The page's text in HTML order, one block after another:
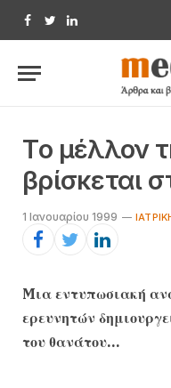
Facebook
TwitterLinkedIn
Tο μέλλον
βρίσκεται
1 Ιανουαρίου 1999
Mια εντυπωσιακή
ερευνητών
του θανάτου…